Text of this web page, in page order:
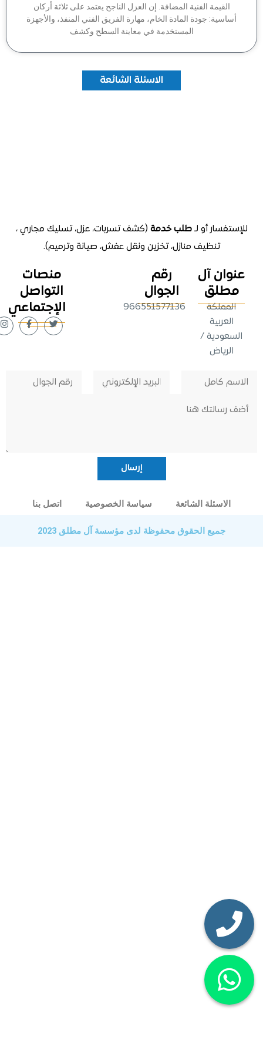
القيمة الفنية المضافة. إن العزل الناجح يعتمد على ثلاثة أركان
جودة المادة الخام، مهارة الفريق الفني المنفذ، والأجهزة
المستخدمة في معاينة السطح وكشف
الاسئلة الشائعة
أو لـطلب خدمة(كشف تسربات، عزل، تسليك مجاري ،
تنظيف منازل، تخزين ونقل عفش، صيانة وترميم).
آل
/
رقم
الجوال
966551577136
منصات
التواصل
الإجتماعي
الاسئلة الشائعة سياسة الخصوصية اتصل بنا
جميع الحقوق محفوظة لدى مؤسسة آل مطلق 2023